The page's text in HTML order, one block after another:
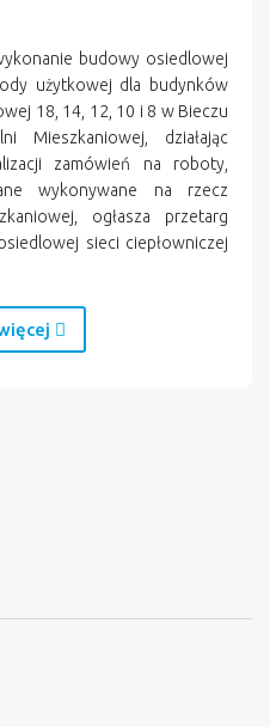
budowy osiedlowej
użytkowej dla budynków
18, 14, 12, 10 i 8 w Bieczu
Mieszkaniowej, działając
zamówień na roboty,
wykonywane na rzecz
ogłasza przetarg
sieci ciepłowniczej